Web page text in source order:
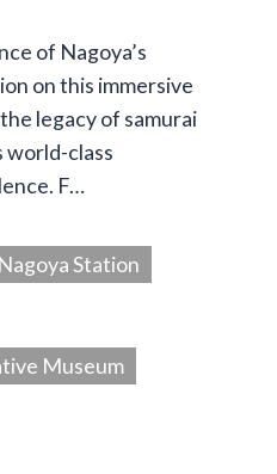
of Nagoya’s
on this immersive
legacy of samurai
world-class
F…
Station
Museum